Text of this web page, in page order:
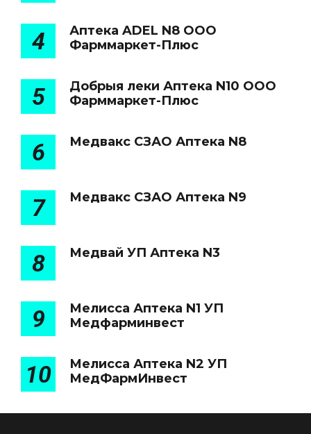
4
Аптека ADEL N8 ООО
Фарммаркет-Плюс
5
Добрыя леки Аптека N10 ООО
Фарммаркет-Плюс
6 Медвакс СЗАО Аптека N8
7 Медвакс СЗАО Аптека N9
8 Медвай УП Аптека N3
9
Мелисса Аптека N1 УП
Медфарминвест
10
Мелисса Аптека N2 УП
МедФармИнвест